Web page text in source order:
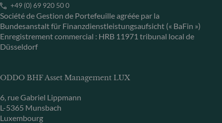
+49 (0) 69 920 50 0
Société de Gestion de Portefeuille agréée par la
Bundesanstalt für Finanzdienstleistungsaufsicht (« BaFin »)
Enregistrement commercial : HRB 11971 tribunal local de
Düsseldorf
ODDO BHF Asset Management LUX
6, rue Gabriel Lippmann
L-5365 Munsbach
Luxembourg